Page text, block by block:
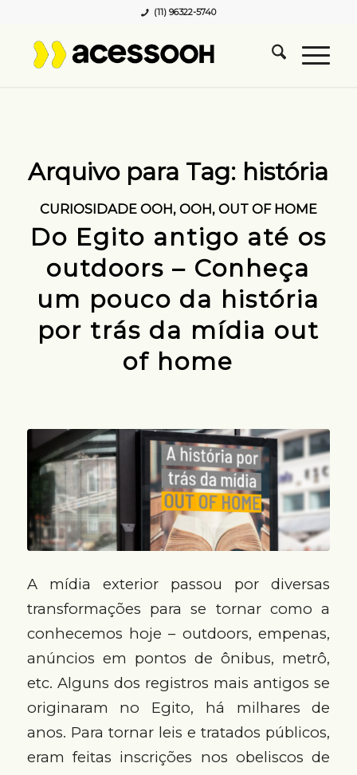
(11) 96322-5740
Arquivo para Tag: história
CURIOSIDADE OOH, OOH, OUT OF HOME
Do Egito antigo até os
outdoors – Conheça
um pouco da história
por trás da mídia out
of home
A mídia exterior passou por diversas
transformações para se tornar como a
conhecemos hoje – outdoors, empenas,
anúncios em pontos de ônibus, metrô,
etc. Alguns dos registros mais antigos se
originaram no Egito, há milhares de
anos. Para tornar leis e tratados públicos,
eram feitas inscrições nos obeliscos de